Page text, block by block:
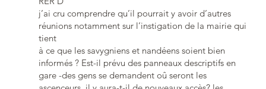
j’ai cru comprendre qu’il pourrait y avoir d’autres
réunions notamment sur l’instigation de la mairie qui
tient
à ce que les savygniens et nandéens soient bien
informés ? Est-il prévu des panneaux descriptifs en
gare -des gens se demandent oû seront les